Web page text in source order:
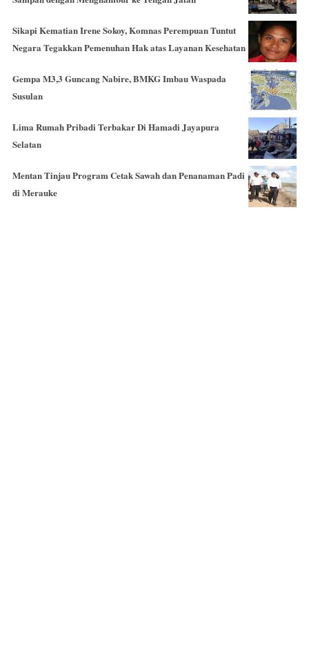
Sikapi Kematian Irene Sokoy, Komnas Perempuan Tuntut
Negara Tegakkan Pemenuhan Hak atas Layanan Kesehatan
Gempa M3,3 Guncang Nabire, BMKG Imbau Waspada
Susulan
Lima Rumah Pribadi Terbakar Di Hamadi Jayapura
Selatan
Mentan Tinjau Program Cetak Sawah dan Penanaman Padi
di Merauke